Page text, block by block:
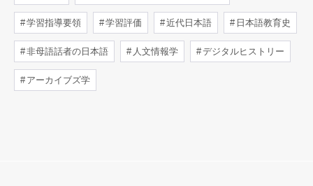
学習指導要領 学習評価 近代日本語 日本語教育史
非母語話者の日本語 人文情報学 デジタルヒストリー
アーカイブズ学